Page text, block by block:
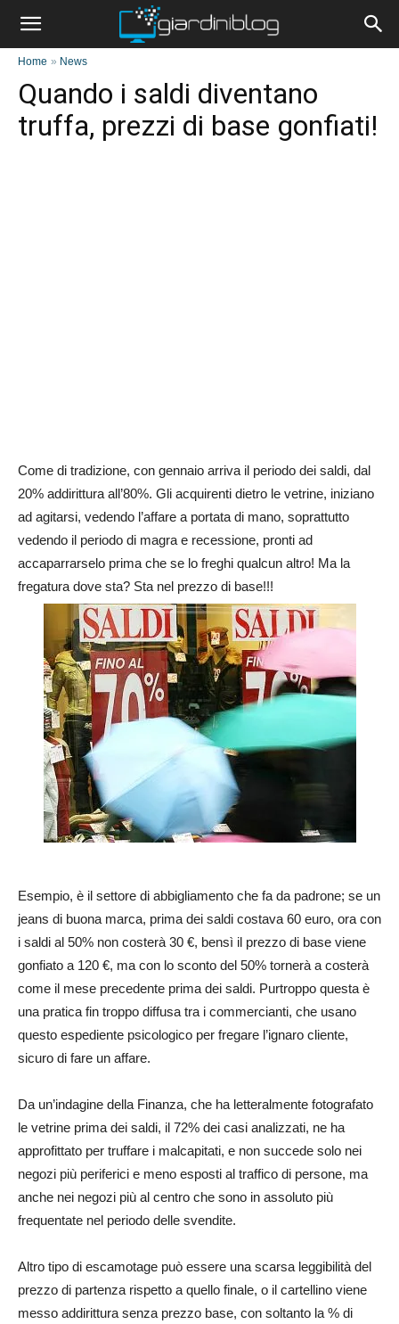
Home » News
Quando i saldi diventano
truffa, prezzi di base gonfiati!
Come di tradizione, con gennaio arriva il periodo dei saldi, dal
20% addirittura all’80%. Gli acquirenti dietro le vetrine, iniziano
ad agitarsi, vedendo l’affare a portata di mano, soprattutto
vedendo il periodo di magra e recessione, pronti ad
accaparrarselo prima che se lo freghi qualcun altro! Ma la
fregatura dove sta? Sta nel prezzo di base!!!
Esempio, è il settore di abbigliamento che fa da padrone; se un
jeans di buona marca, prima dei saldi costava 60 euro, ora con
i saldi al 50% non costerà 30 €, bensì il prezzo di base viene
gonfiato a 120 €, ma con lo sconto del 50% tornerà a costerà
come il mese precedente prima dei saldi. Purtroppo questa è
una pratica fin troppo diffusa tra i commercianti, che usano
questo espediente psicologico per fregare l’ignaro cliente,
sicuro di fare un affare.
Da un’indagine della Finanza, che ha letteralmente fotografato
le vetrine prima dei saldi, il 72% dei casi analizzati, ne ha
approfittato per truffare i malcapitati, e non succede solo nei
negozi più periferici e meno esposti al traffico di persone, ma
anche nei negozi più al centro che sono in assoluto più
frequentate nel periodo delle svendite.
Altro tipo di escamotage può essere una scarsa leggibilità del
prezzo di partenza rispetto a quello finale, o il cartellino viene
messo addirittura senza prezzo base, con soltanto la % di